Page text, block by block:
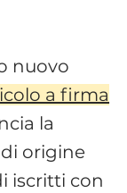
nuovo
a firma
la
origine
iscritti con